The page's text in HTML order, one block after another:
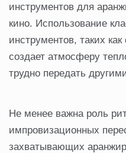
инструментов для
кино. Использование
инструментов, таких
создает атмосферу
трудно передать
Не менее важна роль
импровизационных
захватывающих